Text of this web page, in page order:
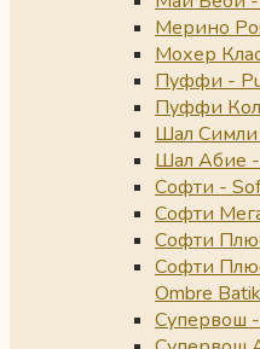
Мерино
Мохер
Пуффи -
Пуффи
Шал Симли
Шал Абие -
Софти -
Софти
Софти
Софти
Ombre Batik
Супервош